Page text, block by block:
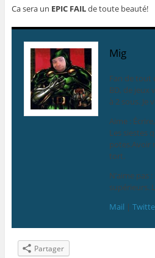
Ca sera un EPIC FAILde toute beauté!
Mig
Fan de tout
BD, de jeux
à 2 sous. Je
Aime :
Les siestes
potes.Avoir
tort.
N’aime pas
supérieurs.
Mail |
Partager